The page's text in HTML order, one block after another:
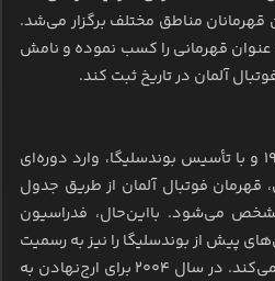
مناطق مختلف برگزار می‌شد.
قهرمانی را کسب نموده و نامش
آلمان در تاریخ ثبت کند.
لیگ فوتبال آلمان در سال ۱۹۶۳ و با تأسیس بوندسلیگا، وارد دوره‌ای
فوتبال آلمان از طریق جدول
می‌شود. بااین‌حال، فدراسیون
پیش از بوندسلیگا را نیز به رسمیت
می‌شناسد و در آمار کلی لحاظ می‌کند. در سال ۲۰۰۴ برای ارج‌نهادن به